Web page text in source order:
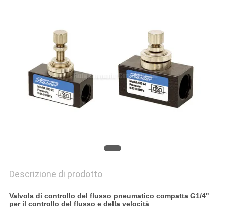
PRIVACY
Descrizione di prodotto
Valvola di controllo del flusso pneumatico compatta G1/4"
per il controllo del flusso e della velocità